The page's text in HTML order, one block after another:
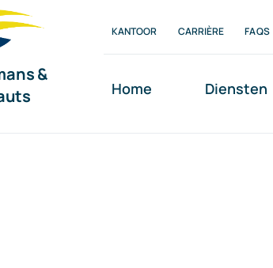
&
KANTOOR CARRIÈRE FAQS
Home Diensten